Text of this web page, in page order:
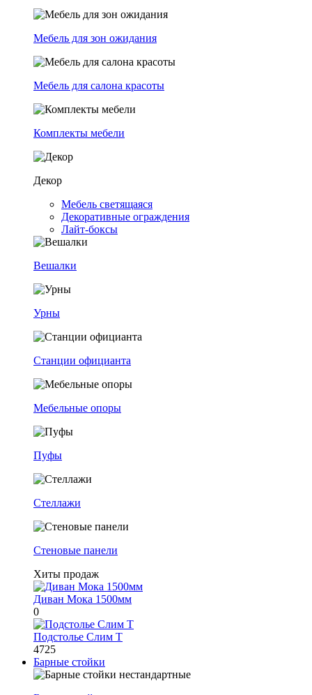
Мебель для зон ожидания
Мебель для салона красоты
Комплекты мебели
Декор
Мебель светящаяся
Декоративные ограждения
Лайт-боксы
Вешалки
Урны
Станции официанта
Мебельные опоры
Пуфы
Стеллажи
Стеновые панели
Хиты продаж
Диван Мока 1500мм
0
Подстолье Слим Т
4725
Барные стойки